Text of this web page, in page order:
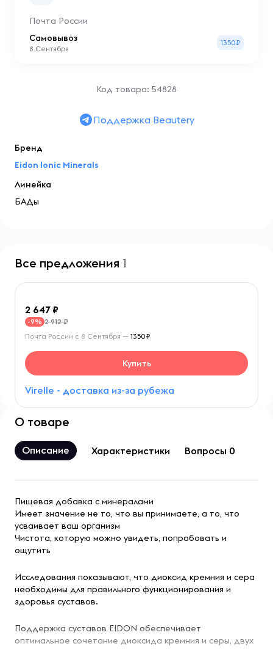
Почта России
Самовывоз
8 Сентября
1350₽
Код товара: 54828
Поддержка Beautery
Бренд
Eidon Ionic Minerals
Линейка
БАДы
Все предложения 1
2 647
-9% 2 912 ₽
Virelle - доставка из-за рубежа
Почта России с 8 Сентября — 1350₽
Купить
О товаре
Описание Характеристики Вопросы 0
Пищевая добавка с минералами
Имеет значение не то, что вы принимаете, а то, что
усваивает ваш организм
Чистота, которую можно увидеть, попробовать и
ощутить
Исследования показывают, что диоксид кремния и сера
необходимы для правильного функционирования и
здоровья суставов.
Поддержка суставов EIDON обеспечивает
оптимальное сочетание диоксида кремния и серы, двух